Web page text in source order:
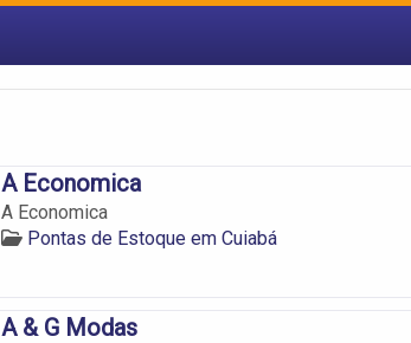
A Economica
A Economica
Pontas de Estoque em Cuiabá
A & G Modas